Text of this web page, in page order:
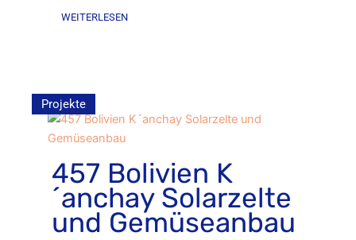
WEITERLESEN
Projekte
457 Bolivien K
´anchay Solarzelte
und Gemüseanbau